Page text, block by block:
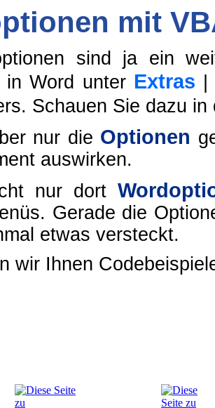
mit
sind ja ein
in Word unter Extras
Schauen Sie dazu
nur die Optionen
auswirken.
nur dort
Gerade die
etwas versteckt.
wir Ihnen